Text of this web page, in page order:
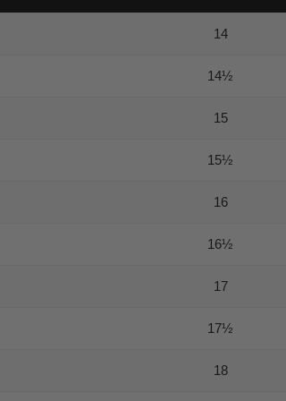
14
14½
15
15½
16
16½
17
17½
18